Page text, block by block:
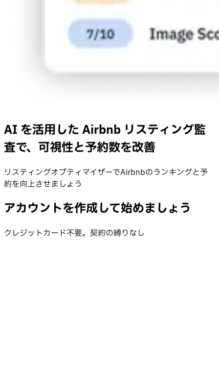
AI を活用した Airbnb リスティング監
査で、可視性と予約数を改善
リスティングオプティマイザーでAirbnbのランキングと予
約を向上させましょう
アカウントを作成して始めましょう
クレジットカード不要。契約の縛りなし